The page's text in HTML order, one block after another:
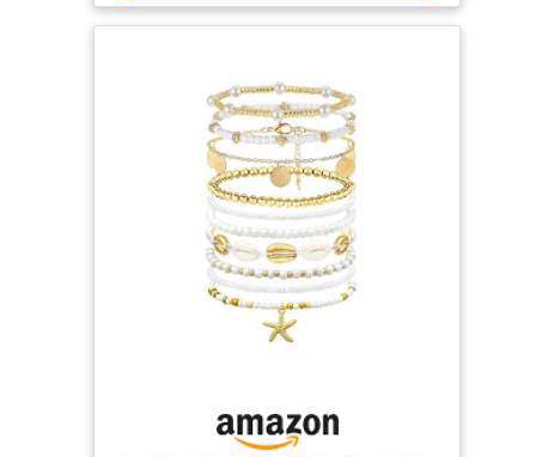
parfaitement un look chic, décontracté ou habillé.